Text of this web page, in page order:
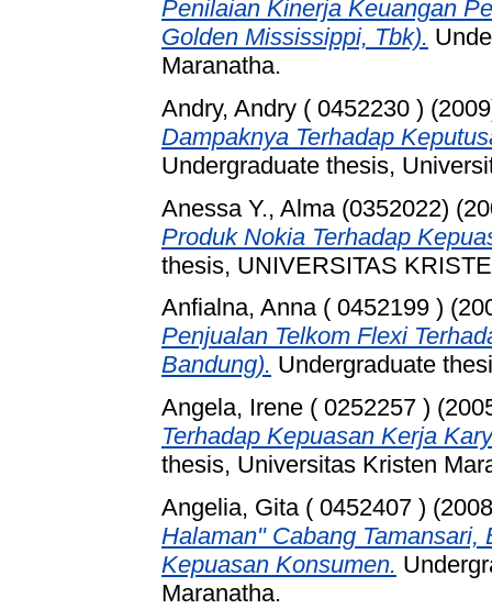
Penilaian Kinerja Keuangan
Golden Mississippi, Tbk).
Maranatha.
Andry, Andry ( 0452230 )
Dampaknya Terhadap
Undergraduate thesis,
Anessa Y., Alma (0352022)
Produk Nokia Terhadap
thesis, UNIVERSITAS
Anfialna, Anna ( 0452199 )
Penjualan Telkom Flexi
Bandung). Undergraduate
Angela, Irene ( 0252257 )
Terhadap Kepuasan Kerja
thesis, Universitas Kristen
Angelia, Gita ( 0452407 )
Halaman" Cabang
Kepuasan Konsumen.
Maranatha.